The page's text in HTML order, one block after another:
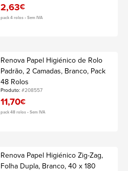
2,63€
pack 4 rolos • Sem IVA
Renova Papel Higiénico de Rolo
Padrão, 2 Camadas, Branco, Pack
48 Rolos
Produto:#208557
11,70€
pack 48 rolos • Sem IVA
Renova Papel Higiénico Zig-Zag,
Folha Dupla, Branco, 40 x 180